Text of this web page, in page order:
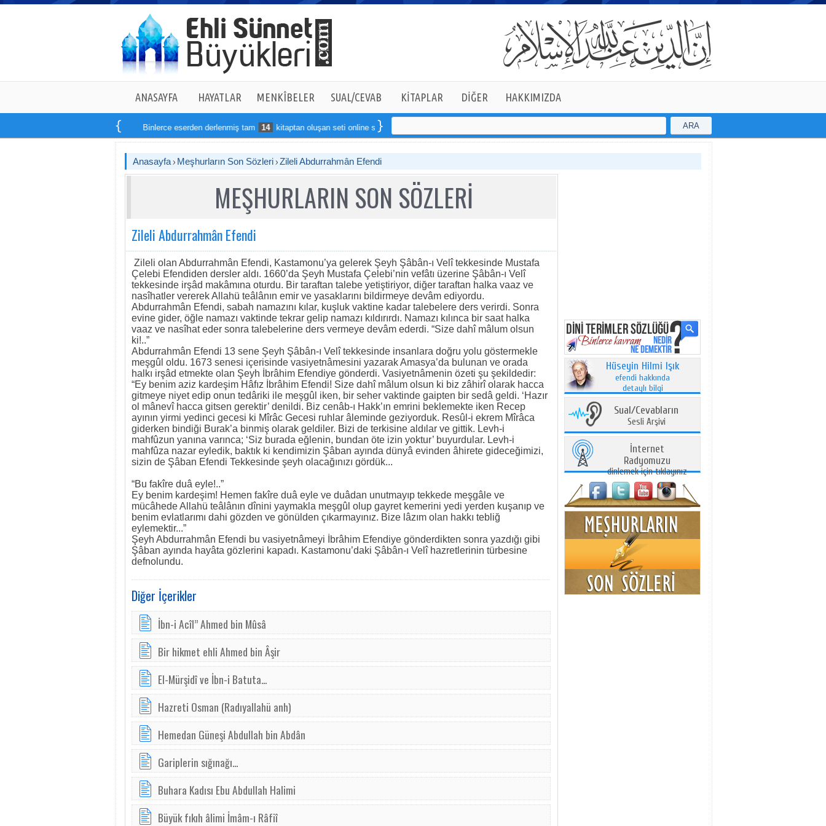
ANASAYFA HAYATLAR MENKÎBELER SUAL/CEVAB KİTAPLAR DİĞER HAKKIMIZDA
Binlerce eserden derlenmiş tam 14 kitaptan oluşan seti online sipariş verebilirsiniz ARA
Anasayfa Meşhurların Son Sözleri Zileli Abdurrahmân Efendi
MEŞHURLARIN SON SÖZLERİ
Zileli Abdurrahmân Efendi
Zileli olan Abdurrahmân Efendi, Kastamonu’ya gelerek Şeyh Şâbân-ı Velî tekkesinde Mustafa
Çelebi Efendiden dersler aldı. 1660’da Şeyh Mustafa Çelebi’nin vefâtı üzerine Şâbân-ı Velî
tekkesinde irşâd makâmına oturdu. Bir taraftan talebe yetiştiriyor, diğer taraftan halka vaaz ve
nasîhatler vererek Allahü teâlânın emir ve yasaklarını bildirmeye devâm ediyordu.
Abdurrahmân Efendi, sabah namazını kılar, kuşluk vaktine kadar talebelere ders verirdi. Sonra
evine gider, öğle namazı vaktinde tekrar gelip namazı kıldırırdı. Namazı kılınca bir saat halka
vaaz ve nasîhat eder sonra talebelerine ders vermeye devâm ederdi. “Size dahî mâlum olsun
ki!..”
Abdurrahmân Efendi 13 sene Şeyh Şâbân-ı Velî tekkesinde insanlara doğru yolu göstermekle
meşgûl oldu. 1673 senesi içerisinde vasiyetnâmesini yazarak Amasya’da bulunan ve orada
halkı irşâd etmekte olan Şeyh İbrâhim Efendiye gönderdi. Vasiyetnâmenin özeti şu şekildedir:
“Ey benim aziz kardeşim Hâfız İbrâhim Efendi! Size dahî mâlum olsun ki biz zâhirî olarak hacca
gitmeye niyet edip onun tedâriki ile meşgûl iken, bir seher vaktinde gaipten bir sedâ geldi. ‘Hazır
ol mânevî hacca gitsen gerektir’ denildi. Biz cenâb-ı Hakk’ın emrini beklemekte iken Recep
ayının yirmi yedinci gecesi ki Mîrâc Gecesi ruhlar âleminde geziyorduk. Resûl-i ekrem Mîrâca
giderken bindiği Burak’a binmiş olarak geldiler. Bizi de terkisine aldılar ve gittik. Levh-i
mahfûzun yanına varınca; ‘Siz burada eğlenin, bundan öte izin yoktur’ buyurdular. Levh-i
mahfûza nazar eyledik, baktık ki kendimizin Şâban ayında dünyâ evinden âhirete gideceğimizi,
sizin de Şâban Efendi Tekkesinde şeyh olacağınızı gördük...
“Bu fakîre duâ eyle!..”
Ey benim kardeşim! Hemen fakîre duâ eyle ve duâdan unutmayıp tekkede meşgâle ve
mücâhede Allahü teâlânın dînini yaymakla meşgûl olup gayret kemerini yedi yerden kuşanıp ve
benim evlatlarımı dahi gözden ve gönülden çıkarmayınız. Bize lâzım olan hakkı tebliğ
eylemektir...”
Şeyh Abdurrahmân Efendi bu vasiyetnâmeyi İbrâhim Efendiye gönderdikten sonra yazdığı gibi
Şâban ayında hayâta gözlerini kapadı. Kastamonu’daki Şâbân-ı Velî hazretlerinin türbesine
defnolundu.
Diğer İçerikler
İbn-i Acîl” Ahmed bin Mûsâ
Bir hikmet ehli Ahmed bin Âşir
El-Mürşidî ve İbn-i Batuta...
Hazreti Osman (Radıyallahü anh)
Hemedan Güneşi Abdullah bin Abdân
Gariplerin sığınağı...
Buhara Kadısı Ebu Abdullah Halimi
Büyük fıkıh âlimi İmâm-ı Râfiî
Hüseyin Hilmi Işık
efendi hakkında
detaylı bilgi
Sual/Cevabların
Sesli Arşivi
İnternet
Radyomuzu
dinlemek için tıklayınız